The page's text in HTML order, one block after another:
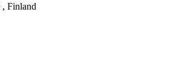
, Finland